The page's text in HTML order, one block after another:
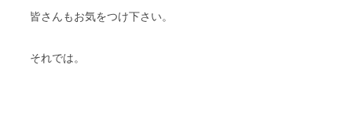
皆さんもお気をつけ下さい。
それでは。